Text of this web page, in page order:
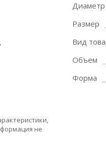
Диаметр
Размер
Вид
Объем
Форма
не